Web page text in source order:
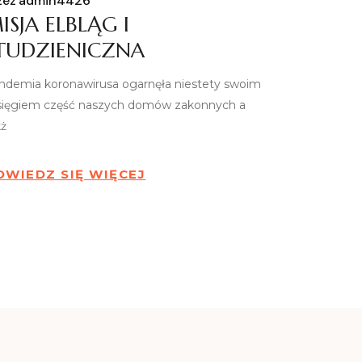
ELBLĄG I
koronawirusa ogarnęła niestety swoim
część naszych domów zakonnych a
SIĘ WIĘCEJ